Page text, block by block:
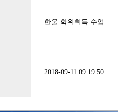
한울 학위취득 수업
2018-09-11 09:19:50